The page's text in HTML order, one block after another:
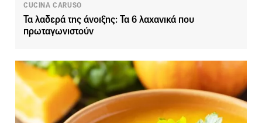
CUCINA CARUSO
Τα λαδερά της άνοιξης: Τα 6 λαχανικά που
πρωταγωνιστούν